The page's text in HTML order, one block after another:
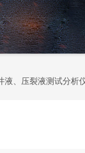
液、压裂液测试分析